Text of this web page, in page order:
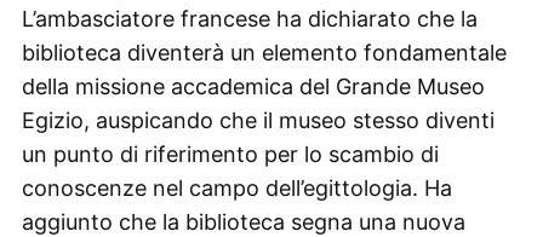
L’ambasciatore francese ha dichiarato che la
biblioteca diventerà un elemento fondamentale
della missione accademica del Grande Museo
Egizio, auspicando che il museo stesso diventi
un punto di riferimento per lo scambio di
conoscenze nel campo dell’egittologia. Ha
aggiunto che la biblioteca segna una nuova